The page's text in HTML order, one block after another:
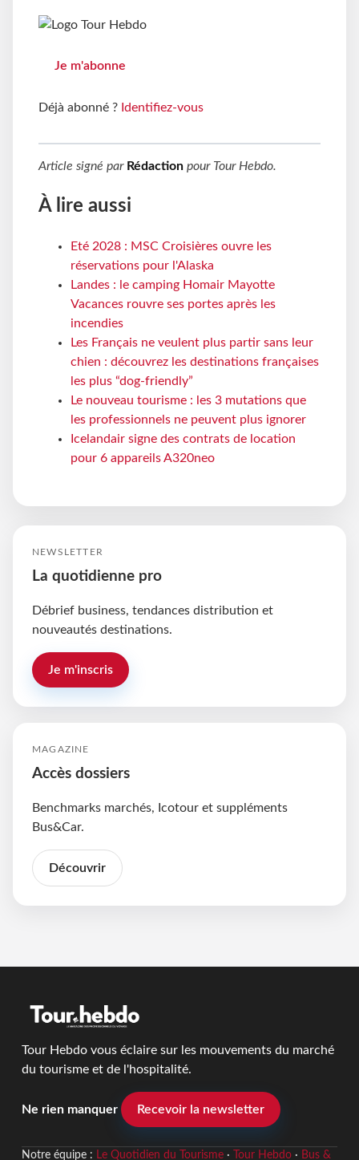
Je m'abonne
Déjà abonné ? Identifiez-vous
Article signé par Rédaction pour Tour Hebdo.
À lire aussi
Eté 2028 : MSC Croisières ouvre les
réservations pour l'Alaska
Landes : le camping Homair Mayotte
Vacances rouvre ses portes après les
incendies
Les Français ne veulent plus partir sans leur
chien : découvrez les destinations françaises
les plus “dog-friendly”
Le nouveau tourisme : les 3 mutations que
les professionnels ne peuvent plus ignorer
Icelandair signe des contrats de location
pour 6 appareils A320neo
NEWSLETTER
La quotidienne pro
Débrief business, tendances distribution et
nouveautés destinations.
Je m'inscris
MAGAZINE
Accès dossiers
Benchmarks marchés, Icotour et suppléments
Bus&Car.
Découvrir
Tour Hebdo vous éclaire sur les mouvements du marché
du tourisme et de l'hospitalité.
Ne rien manquer Recevoir la newsletter
Notre équipe : Le Quotidien du Tourisme· Tour Hebdo· Bus &